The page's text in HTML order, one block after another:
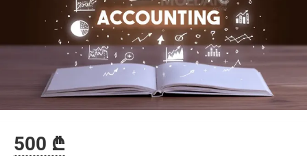
500 ₾